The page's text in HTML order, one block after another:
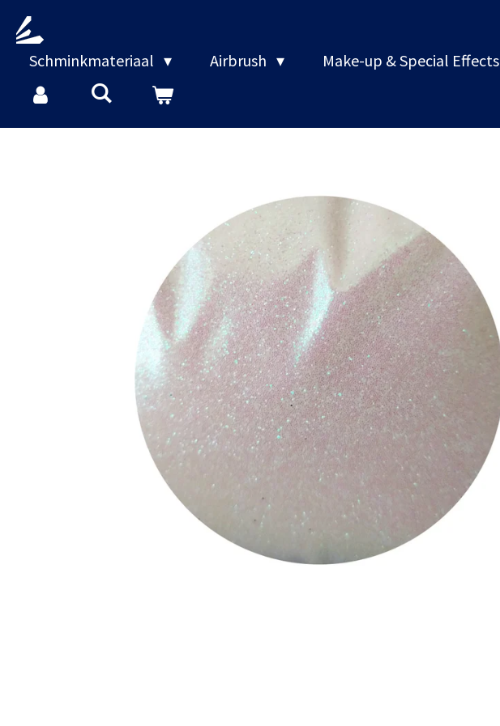
direct
naar
hoofdinhoud
Schminkmateriaal Airbrush Make-up & Special Effects